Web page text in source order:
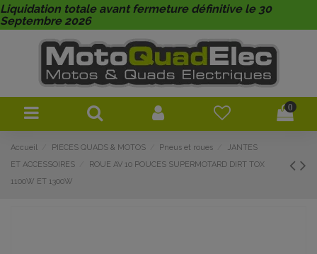
Liquidation totale avant fermeture définitive le 30
Septembre 2026
0
Accueil PIECES QUADS & MOTOS Pneus et roues
JANTES
ET ACCESSOIRES
ROUE AV 10 POUCES SUPERMOTARD DIRT TOX
1100W ET 1300W